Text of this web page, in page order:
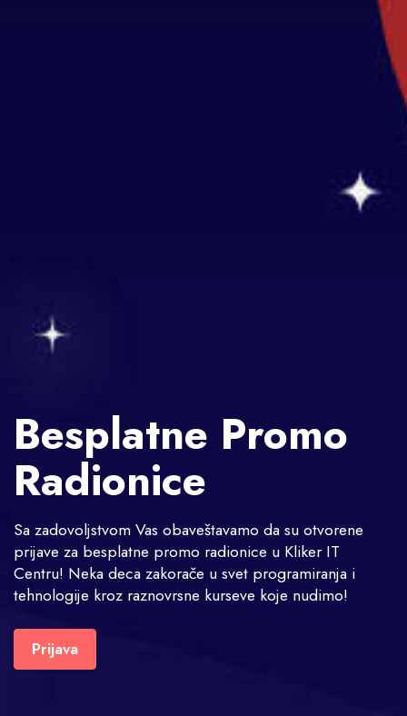
Besplatne Promo
Radionice
Sa zadovoljstvom Vas obaveštavamo da su otvorene
prijave za besplatne promo radionice u Kliker IT
Centru! Neka deca zakorače u svet programiranja i
tehnologije kroz raznovrsne kurseve koje nudimo!
Prijava